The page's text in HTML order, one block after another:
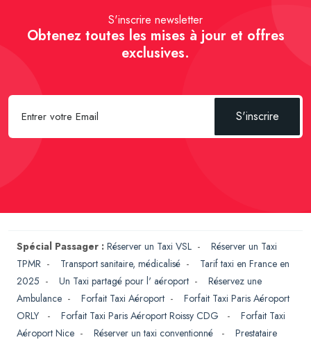
S'inscrire newsletter
Obtenez toutes les mises à jour et offres
exclusives.
S'inscrire
Spécial Passager : Réserver un Taxi VSL - Réserver un Taxi
TPMR - Transport sanitaire, médicalisé - Tarif taxi en France en
2025 - Un Taxi partagé pour l' aéroport - Réservez une
Ambulance - Forfait Taxi Aéroport - Forfait Taxi Paris Aéroport
ORLY
- Forfait Taxi Paris Aéroport Roissy CDG - Forfait Taxi
Aéroport Nice - Réserver un taxi conventionné - Prestataire